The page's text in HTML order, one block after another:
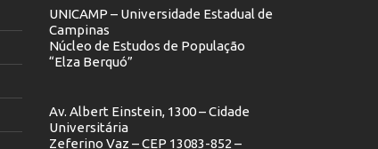
UNICAMP – Universidade Estadual de
Campinas
Núcleo de Estudos de População
“Elza Berquó”
Av. Albert Einstein, 1300 – Cidade
Universitária
Zeferino Vaz – CEP 13083-852 –